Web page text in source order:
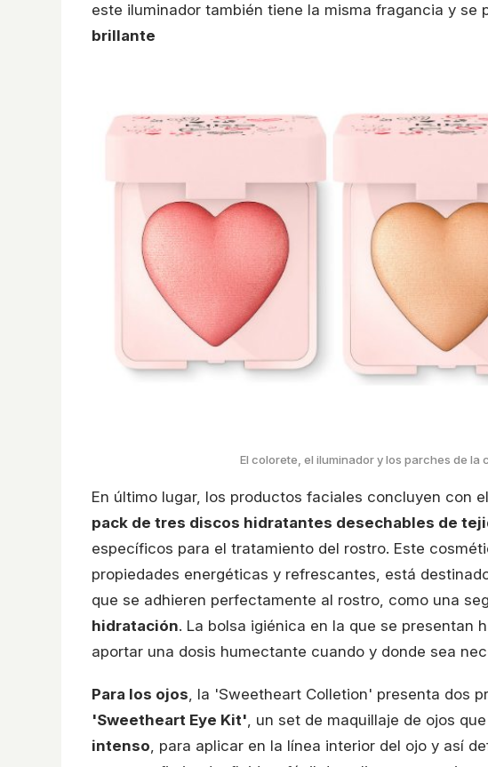
este iluminador también tiene la misma fragancia y se
brillante
El colorete, el iluminador y los parches de
En último lugar, los productos faciales concluyen con
pack de tres discos hidratantes desechables de
específicos para el tratamiento del rostro. Este
propiedades energéticas y refrescantes, está
que se adhieren perfectamente al rostro, como una
hidratación. La bolsa igiénica en la que se presentan
aportar una dosis humectante cuando y donde sea
Para los ojos, la 'Sweetheart Colletion' presenta dos
'Sweetheart Eye Kit', un set de maquillaje de ojos
intenso, para aplicar en la línea interior del ojo y así